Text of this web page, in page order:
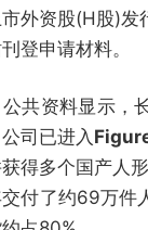
外资股(H股)发
登申请材料。
公共资料显示，
公司已进入
获得多个国产人
付了约69万件